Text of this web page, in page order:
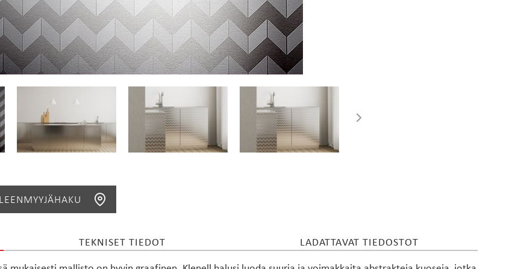
Usein kysyttyä
MADELLA
SUUNNITTELIJOILLE
TEKNISET TIEDOT LADATTAVAT TIEDOSTOT